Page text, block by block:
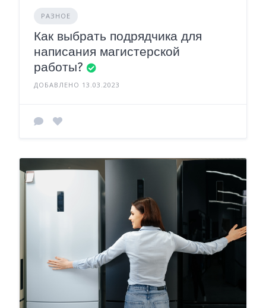
РАЗНОЕ
Как выбрать подрядчика для
написания магистерской
работы?
ДОБАВЛЕНО 13.03.2023